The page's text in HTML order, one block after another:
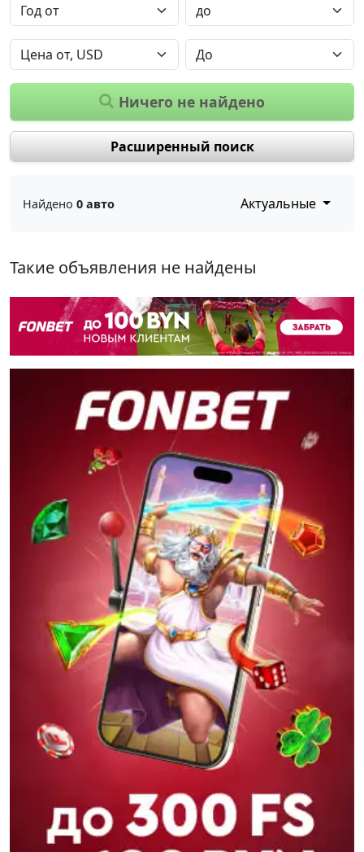
Ничего не найдено
Расширенный поиск
Найдено 0 авто Актуальные
Такие объявления не найдены